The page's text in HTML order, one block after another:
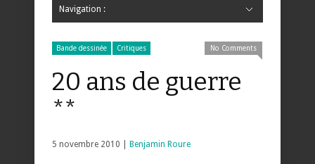
Navigation :
Bande dessinée Critiques No Comments
20 ans de guerre
**
5 novembre 2010 | Benjamin Roure